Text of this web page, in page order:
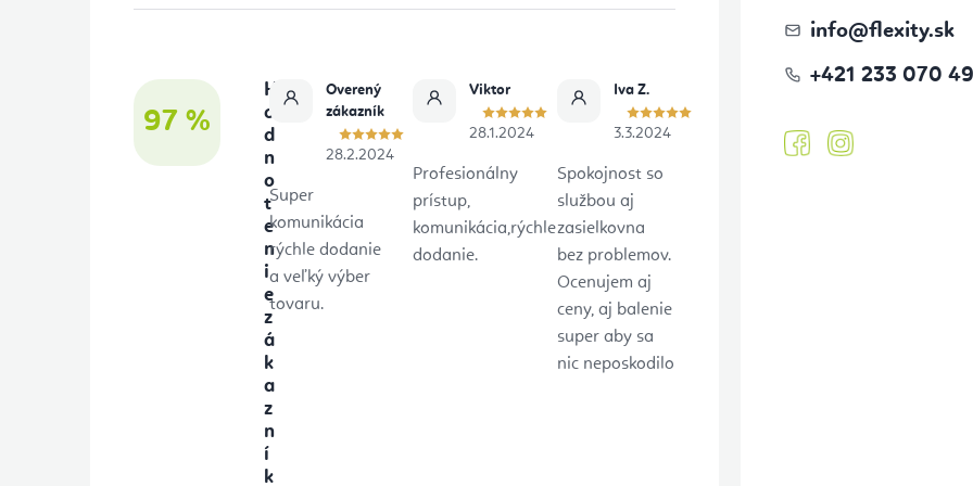
97 %
H
o
d
n
o
t
e
n
i
e
z
á
k
a
z
n
í
k
Overený
zákazník
28.2.2024
Super
komunikácia
rýchle dodanie
a veľký výber
tovaru.
Viktor
28.1.2024
Profesionálny
prístup,
komunikácia,rýchle
dodanie.
Iva Z.
3.3.2024
Spokojnost so
službou aj
zasielkovna
bez problemov.
Ocenujem aj
ceny, aj balenie
super aby sa
nic neposkodilo
info@flexity.sk
+421 233 070